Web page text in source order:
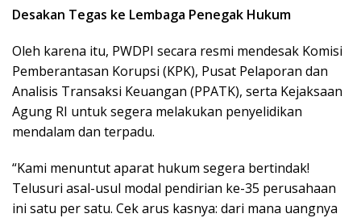
Desakan Tegas ke Lembaga Penegak Hukum
Oleh karena itu, PWDPI secara resmi mendesak Komisi
Pemberantasan Korupsi (KPK), Pusat Pelaporan dan
Analisis Transaksi Keuangan (PPATK), serta Kejaksaan
Agung RI untuk segera melakukan penyelidikan
mendalam dan terpadu.
“Kami menuntut aparat hukum segera bertindak!
Telusuri asal-usul modal pendirian ke-35 perusahaan
ini satu per satu. Cek arus kasnya: dari mana uangnya